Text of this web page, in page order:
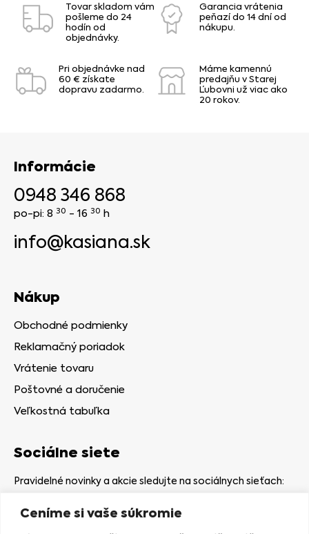
Ceníme si vaše súkromie
Tovar skladom vám
pošleme do 24
hodín od
objednávky.
Garancia vrátenia
peňazí do 14 dní od
nákupu.
Pri objednávke nad
60 € získate
dopravu zadarmo.
Máme kamennú
predajňu v Starej
Ľubovni už viac ako
20 rokov.
Informácie
0948 346 868
po-pi: 8 30 - 16 30 h
info@kasiana.sk
Nákup
Obchodné podmienky
Reklamačný poriadok
Vrátenie tovaru
Poštovné a doručenie
Veľkostná tabuľka
Sociálne siete
Pravidelné novinky a akcie sledujte na sociálnych sieťach: